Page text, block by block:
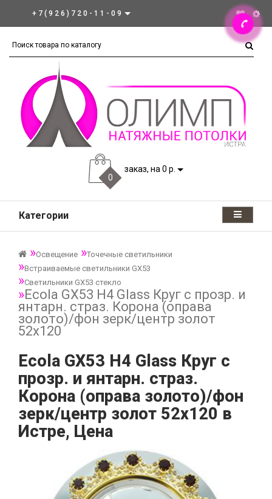
+7(926)720-11-09
0
заказ, на 0 р.
Категории
Освещение
Точечные светильники
Встраиваемые светильники GX53
Светильники GX53 стекло
Ecola GX53 H4 Glass Круг с прозр. и
янтарн. страз. Корона (оправа
золото)/фон зерк/центр золот
52x120
Ecola GX53 H4 Glass Круг с
прозр. и янтарн. страз.
Корона (оправа золото)/фон
зерк/центр золот 52x120 в
Истре, Цена